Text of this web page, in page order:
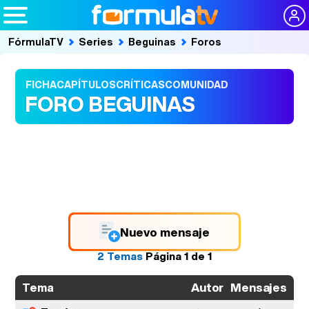
FórmulaTV Series Beguinas Foros
FICHACAPÍTULOSCRÍTICASCOMUNIDAD
FORO BEGUINAS
Nuevo mensaje
2 TemasPágina1de1
Tema Autor Mensajes